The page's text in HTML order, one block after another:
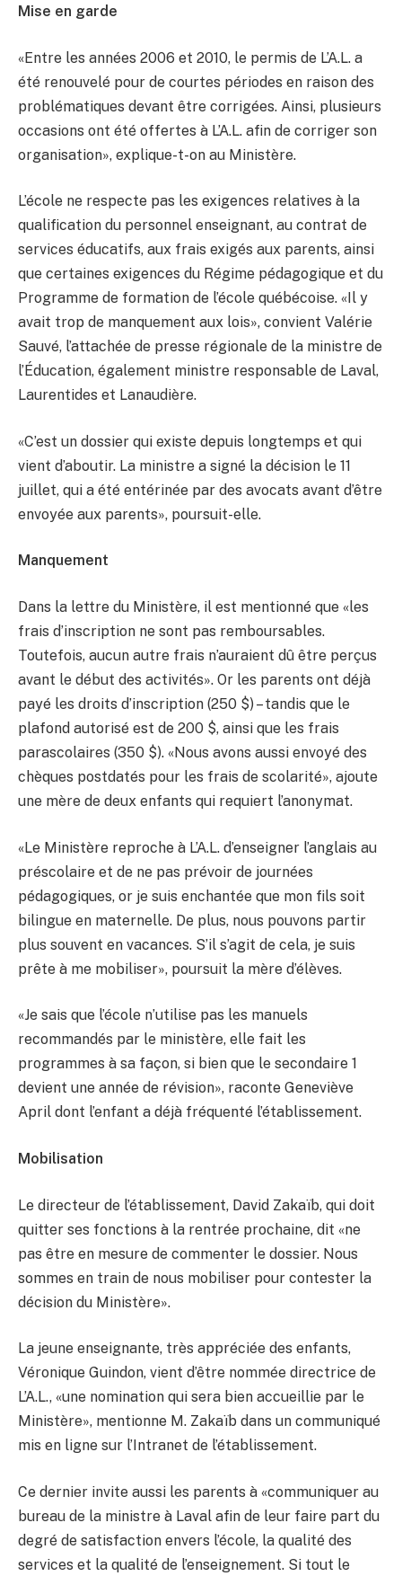
Mise en garde
«Entre les années 2006 et 2010, le permis de L’A.L. a
été renouvelé pour de courtes périodes en raison des
problématiques devant être corrigées. Ainsi, plusieurs
occasions ont été offertes à L’A.L. afin de corriger son
organisation», explique-t-on au Ministère.
L’école ne respecte pas les exigences relatives à la
qualification du personnel enseignant, au contrat de
services éducatifs, aux frais exigés aux parents, ainsi
que certaines exigences du Régime pédagogique et du
Programme de formation de l’école québécoise. «Il y
avait trop de manquement aux lois», convient Valérie
Sauvé, l’attachée de presse régionale de la ministre de
l’Éducation, également ministre responsable de Laval,
Laurentides et Lanaudière.
«C’est un dossier qui existe depuis longtemps et qui
vient d’aboutir. La ministre a signé la décision le 11
juillet, qui a été entérinée par des avocats avant d’être
envoyée aux parents», poursuit-elle.
Manquement
Dans la lettre du Ministère, il est mentionné que «les
frais d’inscription ne sont pas remboursables.
Toutefois, aucun autre frais n’auraient dû être perçus
avant le début des activités». Or les parents ont déjà
payé les droits d’inscription (250 $) – tandis que le
plafond autorisé est de 200 $, ainsi que les frais
parascolaires (350 $). «Nous avons aussi envoyé des
chèques postdatés pour les frais de scolarité», ajoute
une mère de deux enfants qui requiert l’anonymat.
«Le Ministère reproche à L’A.L. d’enseigner l’anglais au
préscolaire et de ne pas prévoir de journées
pédagogiques, or je suis enchantée que mon fils soit
bilingue en maternelle. De plus, nous pouvons partir
plus souvent en vacances. S’il s’agit de cela, je suis
prête à me mobiliser», poursuit la mère d’élèves.
«Je sais que l’école n’utilise pas les manuels
recommandés par le ministère, elle fait les
programmes à sa façon, si bien que le secondaire 1
devient une année de révision», raconte Geneviève
April dont l’enfant a déjà fréquenté l’établissement.
Mobilisation
Le directeur de l’établissement, David Zakaïb, qui doit
quitter ses fonctions à la rentrée prochaine, dit «ne
pas être en mesure de commenter le dossier. Nous
sommes en train de nous mobiliser pour contester la
décision du Ministère».
La jeune enseignante, très appréciée des enfants,
Véronique Guindon, vient d’être nommée directrice de
L’A.L., «une nomination qui sera bien accueillie par le
Ministère», mentionne M. Zakaïb dans un communiqué
mis en ligne sur l’Intranet de l’établissement.
Ce dernier invite aussi les parents à «communiquer au
bureau de la ministre à Laval afin de leur faire part du
degré de satisfaction envers l’école, la qualité des
services et la qualité de l’enseignement. Si tout le